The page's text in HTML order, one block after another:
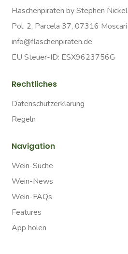
Flaschenpiraten by Stephen Nickel
Pol. 2, Parcela 37, 07316 Moscari
info@flaschenpiraten.de
EU Steuer-ID: ESX9623756G
Rechtliches
Datenschutzerklärung
Regeln
Navigation
Wein-Suche
Wein-News
Wein-FAQs
Features
App holen